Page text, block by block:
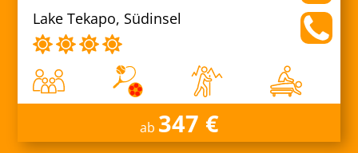
Lake Tekapo, Südinsel
ab 347 €